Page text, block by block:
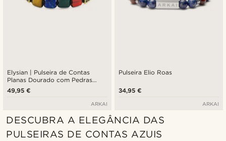
Elysian | Pulseira de Contas
Planas Dourado com Pedras
Naturais Multicoloridas
49,95 €
ARKAI
Pulseira Elio Roas
34,95 €
ARKAI
DESCUBRA A ELEGÂNCIA DAS
PULSEIRAS DE CONTAS AZUIS